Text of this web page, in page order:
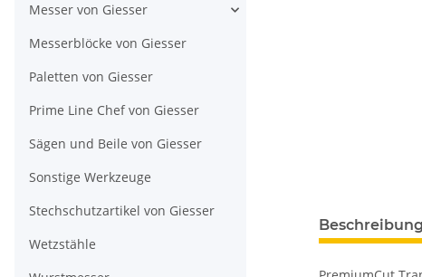
Beschreibung
Messer von Giesser
Messerblöcke von Giesser
Paletten von Giesser
Prime Line Chef von Giesser
Sägen und Beile von Giesser
Sonstige Werkzeuge
Stechschutzartikel von Giesser
Wetzstähle